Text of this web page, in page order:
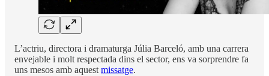
L’actriu, directora i dramaturga Júlia Barceló, amb una carrera
envejable i molt respectada dins el sector, ens va sorprendre fa
uns mesos amb aquest missatge.